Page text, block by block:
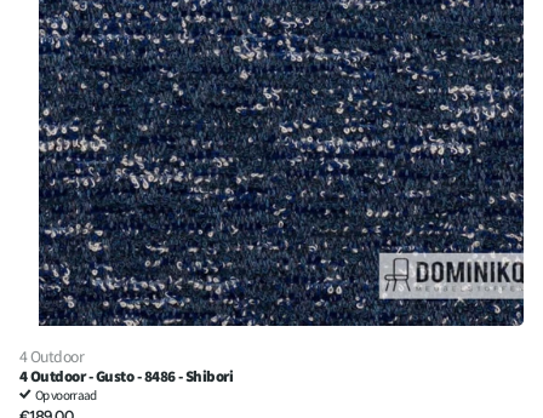
4 Outdoor
4 Outdoor - Gusto - 8486 - Shibori
Op voorraad